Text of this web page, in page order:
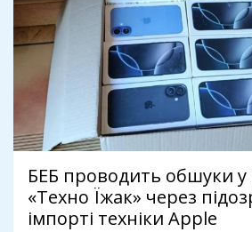
БЕБ проводить обшуки у
«Техно Їжак» через
імпорті техніки Apple